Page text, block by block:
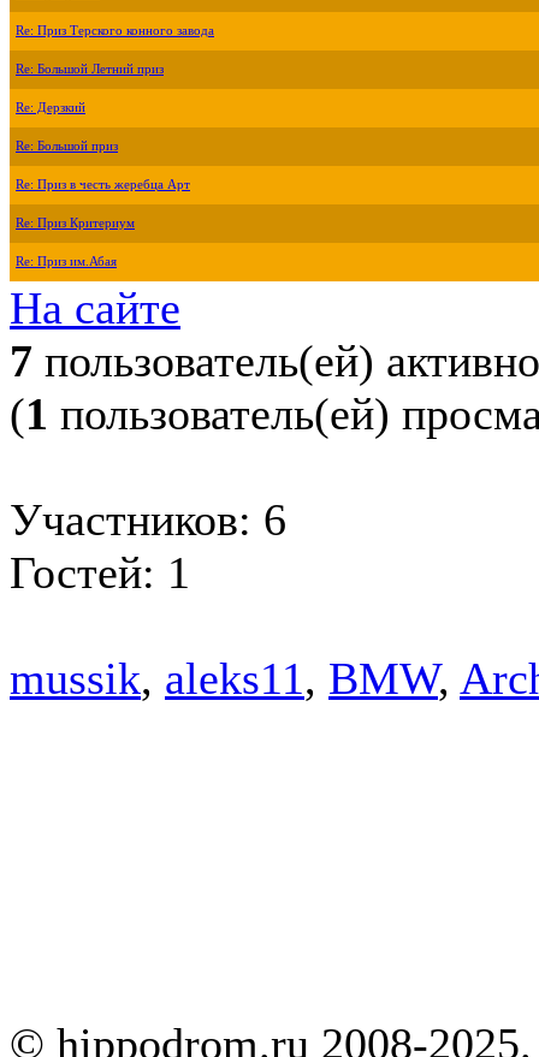
Re: Приз Терского конного завода
Re: Большой Летний приз
Re: Дерзкий
Re: Большой приз
Re: Приз в честь жеребца Арт
Re: Приз Критериум
Re: Приз им.Абая
На сайте
7 пользователь(ей) активно
(1 пользователь(ей)
Участников: 6
Гостей: 1
mussik, aleks11, BMW,
© hippodrom.ru 2008-